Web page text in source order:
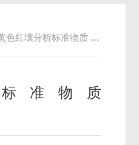
色红壤分析标准物质 GBW07406a(GSS-6a)
准物质